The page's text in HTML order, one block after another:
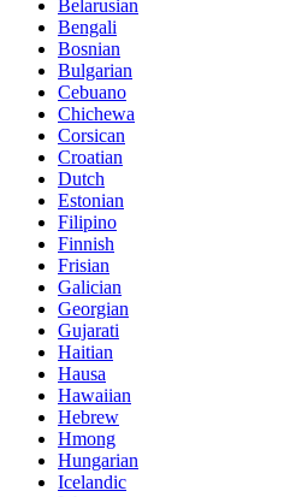
Belarusian
Bengali
Bosnian
Bulgarian
Cebuano
Chichewa
Corsican
Croatian
Dutch
Estonian
Filipino
Finnish
Frisian
Galician
Georgian
Gujarati
Haitian
Hausa
Hawaiian
Hebrew
Hmong
Hungarian
Icelandic